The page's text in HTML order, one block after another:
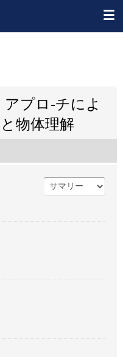
プロ-チによ
物体理解